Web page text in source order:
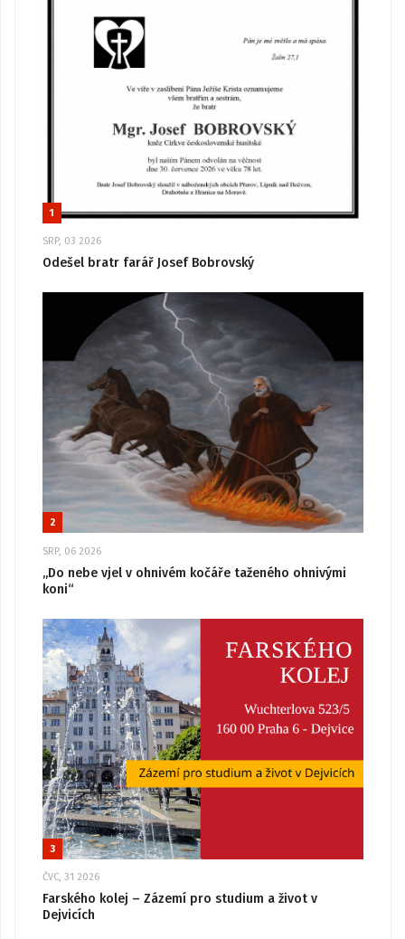
1
SRP, 03 2026
Odešel bratr farář Josef Bobrovský
2
SRP, 06 2026
„Do nebe vjel v ohnivém kočáře taženého ohnivými
koni“
3
ČVC, 31 2026
Farského kolej – Zázemí pro studium a život v
Dejvicích